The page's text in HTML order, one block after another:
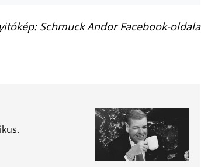
Schmuck Andor Facebook-oldala